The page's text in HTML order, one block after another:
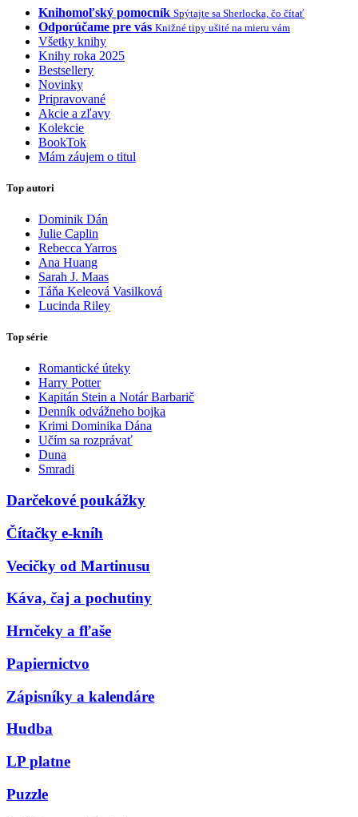
Knihomoľský pomocník Spýtajte sa Sherlocka, čo čítať
Odporúčame pre vás Knižné tipy ušité na mieru vám
Všetky knihy
Knihy roka 2025
Bestsellery
Novinky
Pripravované
Akcie a zľavy
Kolekcie
BookTok
Mám záujem o titul
Top autori
Dominik Dán
Julie Caplin
Rebecca Yarros
Ana Huang
Sarah J. Maas
Táňa Keleová Vasilková
Lucinda Riley
Top série
Romantické úteky
Harry Potter
Kapitán Stein a Notár Barbarič
Denník odvážneho bojka
Krimi Dominika Dána
Učím sa rozprávať
Duna
Smradi
Darčekové poukážky
Čítačky e-kníh
Vecičky od Martinusu
Káva, čaj a pochutiny
Hrnčeky a fľaše
Papiernictvo
Zápisníky a kalendáre
Hudba
LP platne
Puzzle